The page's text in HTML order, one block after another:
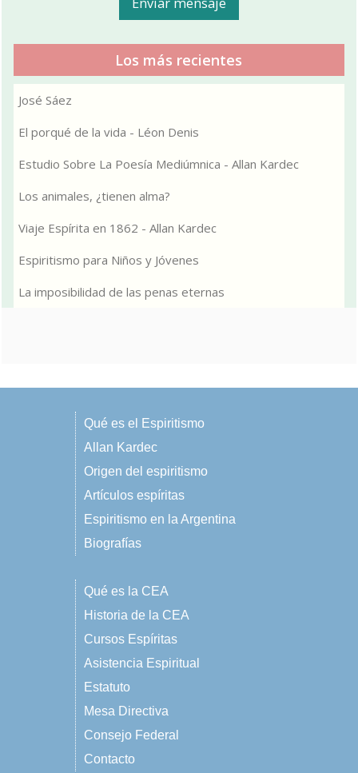
Los más recientes
José Sáez
El porqué de la vida - Léon Denis
Estudio Sobre La Poesía Mediúmnica - Allan Kardec
Los animales, ¿tienen alma?
Viaje Espírita en 1862 - Allan Kardec
Espiritismo para Niños y Jóvenes
La imposibilidad de las penas eternas
Qué es el Espiritismo
Allan Kardec
Origen del espiritismo
Artículos espíritas
Espiritismo en la Argentina
Biografías
Qué es la CEA
Historia de la CEA
Cursos Espíritas
Asistencia Espiritual
Estatuto
Mesa Directiva
Consejo Federal
Contacto